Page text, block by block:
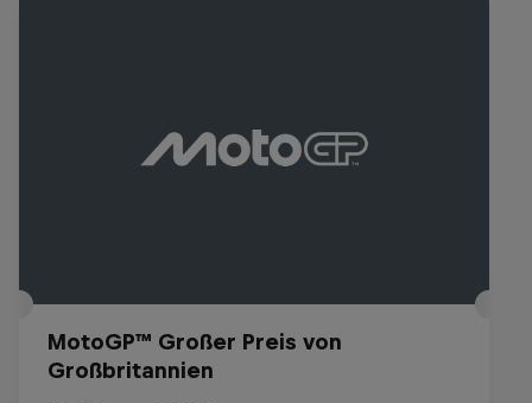
MotoGP™ Großer Preis von
Großbritannien